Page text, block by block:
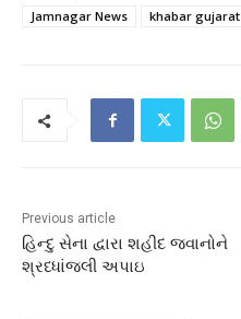
Jamnagar News
khabar gujarat
Previous article
હિન્દુ સેના દ્વારા શહીદ જવાનોને
શ્રધ્ધાંજલી અપાઇ